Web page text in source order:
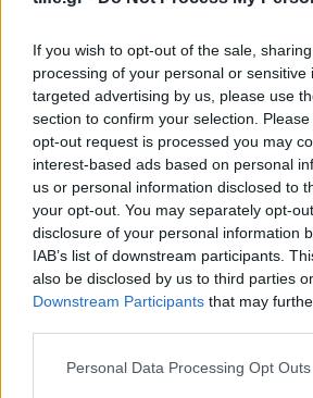
If you wish to opt-out of the sale,
processing of your personal or sensitive
targeted advertising by us, please use
section to confirm your selection.
opt-out request is processed you may
interest-based ads based on personal
us or personal information disclosed to
your opt-out. You may separately opt-
disclosure of your personal information
IAB’s list of downstream participants.
also be disclosed by us to third parties
Downstream Participants that may
Please note that this website/app uses
Personal Data Processing Opt Outs
ΔΙΑΦΗΜΙΣΗ